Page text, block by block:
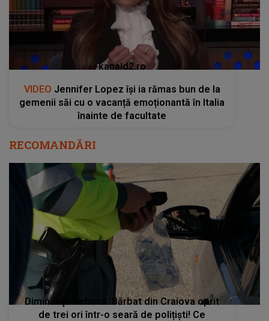
kanald2.ro
VIDEO Jennifer Lopez își ia rămas bun de la
gemenii săi cu o vacanță emoționantă în Italia
înainte de facultate
RECOMANDĂRI
Dimineaţa Nebună. Bărbat din Craiova oprit
de trei ori într-o seară de polițiști! Ce